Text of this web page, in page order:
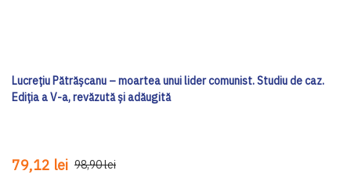
Lucrețiu Pătrășcanu – moartea unui lider comunist. Studiu de caz.
Ediția a V-a, revăzută și adăugită
79,12 lei 98,90 lei